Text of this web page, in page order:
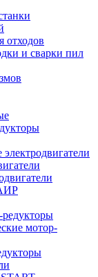
отходов
и сварки пил
мотор-